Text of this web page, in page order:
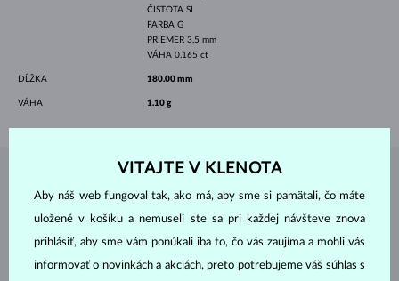
ČISTOTA SI
FARBA G
PRIEMER 3.5 mm
VÁHA 0.165 ct
DĹŽKA 180.00 mm
VÁHA 1.10 g
VITAJTE V KLENOTA
Aby náš web fungoval tak, ako má, aby sme si pamätali, čo máte
uložené v košíku a nemuseli ste sa pri každej návšteve znova
prihlásiť, aby sme vám ponúkali iba to, čo vás zaujíma a mohli vás
informovať o novinkách a akciách, preto potrebujeme váš súhlas s